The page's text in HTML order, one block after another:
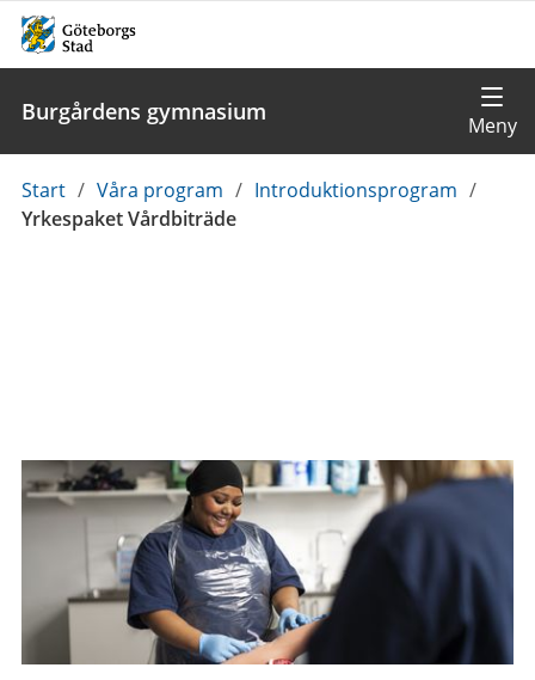
Burgårdens gymnasium
Du
är
Start / Våra program / Introduktionsprogram /
Yrkespaket Vårdbiträde